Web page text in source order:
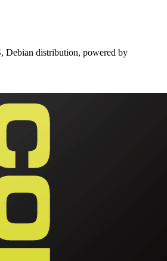
Debian distribution, powered by